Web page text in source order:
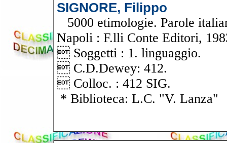
SIGNORE, Filippo
5000 etimologie. Parole
Napoli : F.lli Conte Editori,
 Soggetti : 1. linguaggio.
 C.D.Dewey: 412.
 Colloc. : 412 SIG.
* Biblioteca: L.C. "V. Lanza"